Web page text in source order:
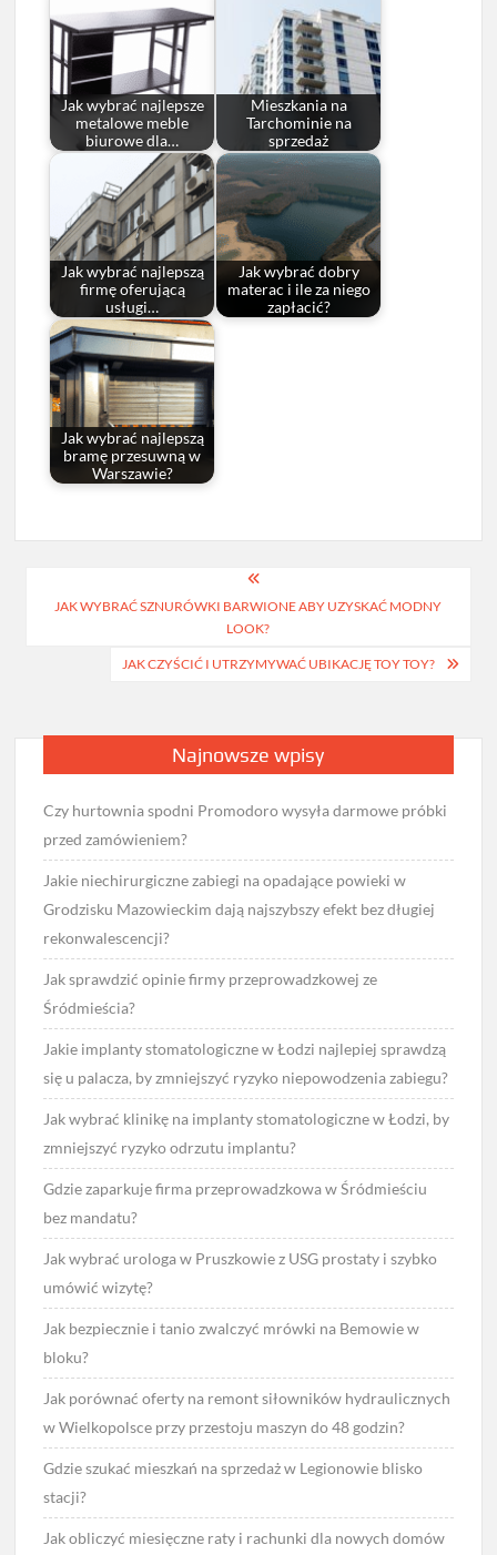
Jak wybrać najlepsze
metalowe meble
biurowe dla…
Mieszkania na
Tarchominie na
sprzedaż
Jak wybrać najlepszą
firmę oferującą
usługi…
Jak wybrać dobry
materac i ile za niego
zapłacić?
Jak wybrać najlepszą
bramę przesuwną w
Warszawie?
wpisu
JAK WYBRAĆ SZNURÓWKI BARWIONE ABY UZYSKAĆ MODNY
LOOK?
JAK CZYŚCIĆ I UTRZYMYWAĆ UBIKACJĘ TOY TOY?
Najnowsze wpisy
Czy hurtownia spodni Promodoro wysyła darmowe próbki
przed zamówieniem?
Jakie niechirurgiczne zabiegi na opadające powieki w
Grodzisku Mazowieckim dają najszybszy efekt bez długiej
rekonwalescencji?
Jak sprawdzić opinie firmy przeprowadzkowej ze
Śródmieścia?
Jakie implanty stomatologiczne w Łodzi najlepiej sprawdzą
się u palacza, by zmniejszyć ryzyko niepowodzenia zabiegu?
Jak wybrać klinikę na implanty stomatologiczne w Łodzi, by
zmniejszyć ryzyko odrzutu implantu?
Gdzie zaparkuje firma przeprowadzkowa w Śródmieściu
bez mandatu?
Jak wybrać urologa w Pruszkowie z USG prostaty i szybko
umówić wizytę?
Jak bezpiecznie i tanio zwalczyć mrówki na Bemowie w
bloku?
Jak porównać oferty na remont siłowników hydraulicznych
w Wielkopolsce przy przestoju maszyn do 48 godzin?
Gdzie szukać mieszkań na sprzedaż w Legionowie blisko
stacji?
Jak obliczyć miesięczne raty i rachunki dla nowych domów